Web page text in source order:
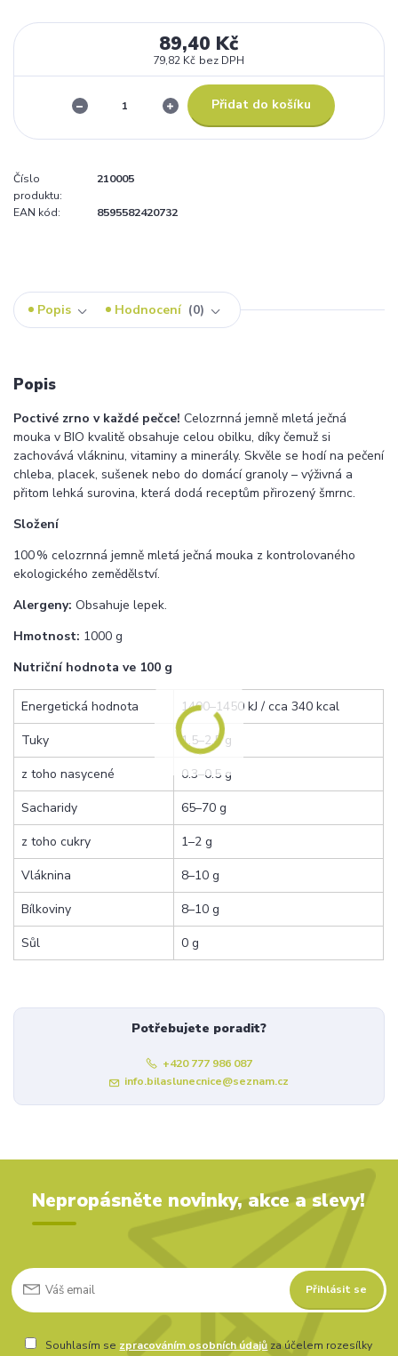
89,40 Kč
79,82 Kč bez DPH
Přidat do košíku
Číslo
produktu:
210005
EAN kód: 8595582420732
Popis Hodnocení 0
Popis
Poctivé zrno v každé pečce! Celozrnná jemně mletá ječná
mouka v BIO kvalitě obsahuje celou obilku, díky čemuž si
zachovává vlákninu, vitaminy a minerály. Skvěle se hodí na pečení
chleba, placek, sušenek nebo do domácí granoly – výživná a
přitom lehká surovina, která dodá receptům přirozený šmrnc.
Složení
100 % celozrnná jemně mletá ječná mouka z kontrolovaného
ekologického zemědělství.
Alergeny: Obsahuje lepek.
Hmotnost: 1000 g
Nutriční hodnota ve 100 g
Energetická hodnota
1400–1450 kJ / cca 340 kcal
Tuky
1.5–2.5 g
z toho nasycené
0.3–0.5 g
Sacharidy
65–70 g
z toho cukry
1–2 g
Vláknina
8–10 g
Bílkoviny
8–10 g
Sůl
0 g
Potřebujete poradit?
+420 777 986 087
info.bilaslunecnice@seznam.cz
Nepropásněte novinky, akce a slevy!
Přihlásit se
Souhlasím se zpracováním osobních údajů za účelem rozesílky